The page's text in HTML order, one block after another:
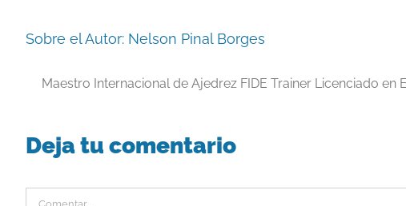
Sobre el Autor: Nelson Pinal Borges
Maestro Internacional de Ajedrez FIDE Trainer Licenciado
Deja tu comentario